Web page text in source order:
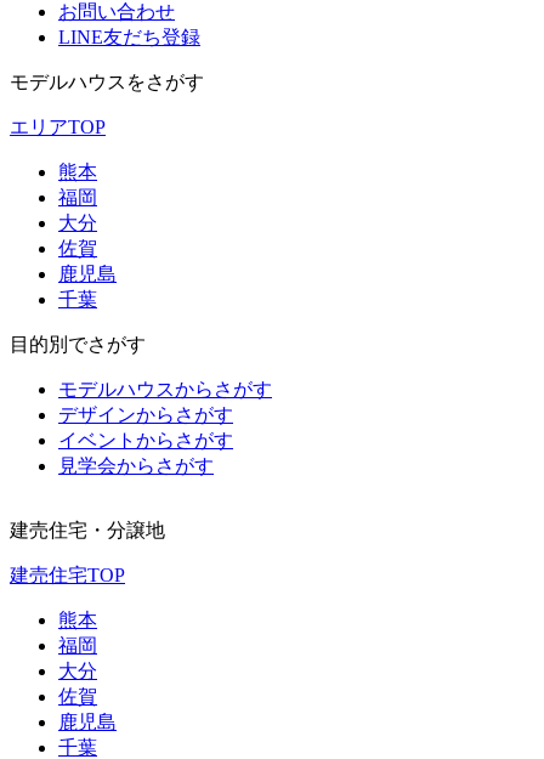
お問い合わせ
LINE友だち登録
モデルハウスをさがす
エリアTOP
熊本
福岡
大分
佐賀
鹿児島
千葉
目的別でさがす
モデルハウスからさがす
デザインからさがす
イベントからさがす
見学会からさがす
建売住宅・分譲地
建売住宅TOP
熊本
福岡
大分
佐賀
鹿児島
千葉